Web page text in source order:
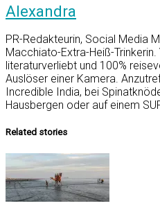
Alexandra
PR-Redakteurin, Social Media
Macchiato-Extra-Heiß-
literaturverliebt und 100%
Auslöser einer Kamera.
Incredible India, bei
Hausbergen oder auf einem
Related stories